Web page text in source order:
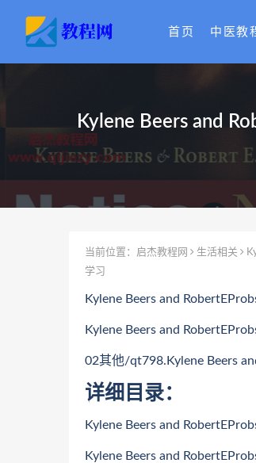
首页 中医教
Kylene Beers and
当前位置： 启杰教程网 生活相关
学习
Kylene Beers and
Kylene Beers and
02其他/qt798.Kylene Beers
详细目录：
Kylene Beers and
Kylene Beers and